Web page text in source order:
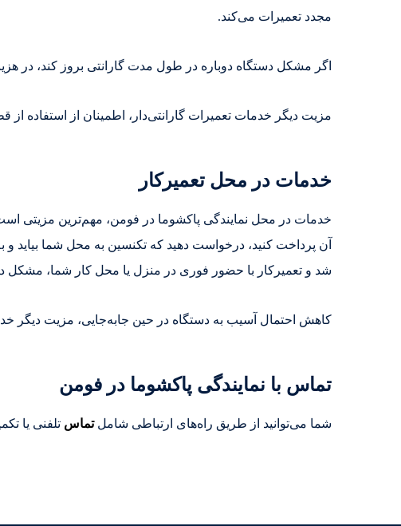
مجدد تعمیرات می‌کند.
اگر مشکل دستگاه دوباره در طول مدت گارانتی بروز کند، در
مزیت دیگر خدمات تعمیرات گارانتی‌دار، اطمینان از استفاده
خدمات در محل تعمیرکار
خدمات در محل نمایندگی پاکشوما در فومن، مهم‌ترین مزیتی
آن پرداخت کنید، درخواست دهید که تکنسین به محل شما بیاید و
شد و تعمیرکار با حضور فوری در منزل یا محل کار شما، مشکل
کاهش احتمال آسیب به دستگاه در حین جابه‌جایی، مزیت دیگر
تماس با نمایندگی پاکشوما در فومن
شما می‌توانید از طریق راه‌های ارتباطی شاملتماس تلفنی یا